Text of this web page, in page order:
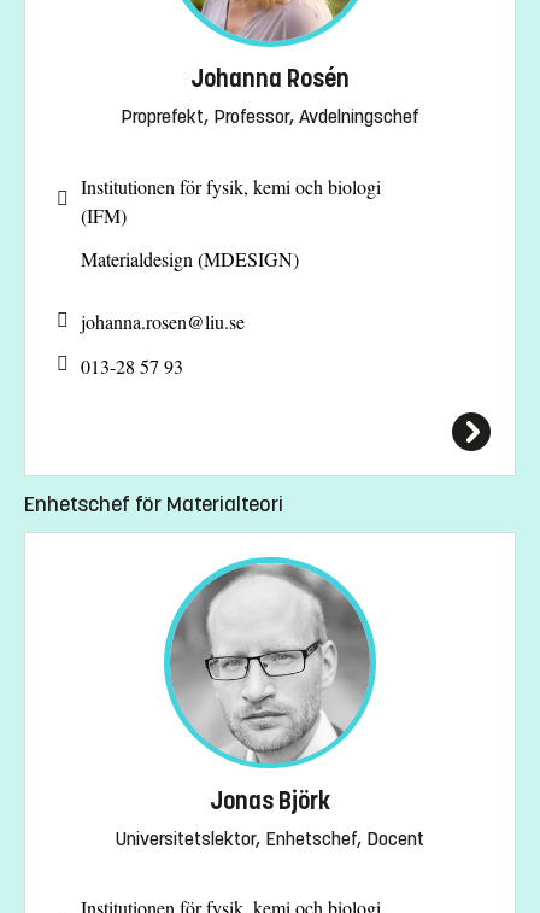
Johanna Rosén
Proprefekt, Professor, Avdelningschef
Institutionen för fysik, kemi och biologi
(IFM)
Materialdesign (MDESIGN)
johanna.rosen@liu.se
013-28 57 93
Enhetschef för Materialteori
Jonas Björk
Universitetslektor, Enhetschef, Docent